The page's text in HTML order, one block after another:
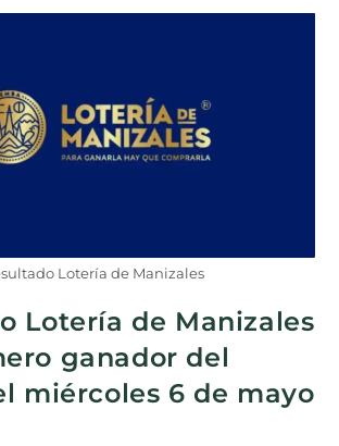
Lotería de Manizales
Lotería de Manizales
ganador del
miércoles 6 de mayo